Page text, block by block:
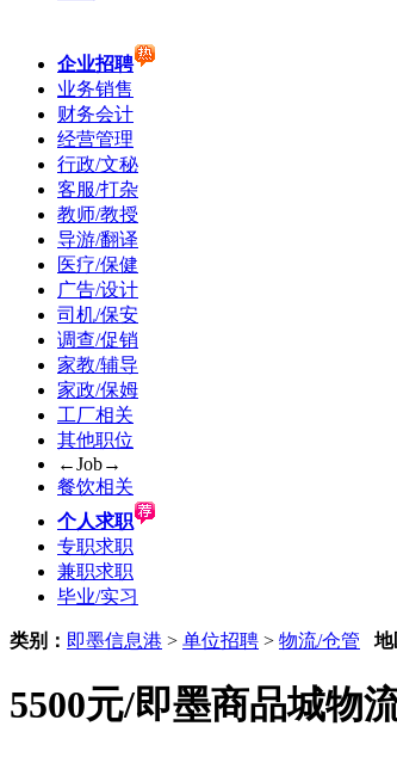
企业招聘
业务销售
财务会计
经营管理
行政/文秘
客服/打杂
教师/教授
导游/翻译
医疗/保健
广告/设计
司机/保安
调查/促销
家教/辅导
家政/保姆
工厂相关
其他职位
←Job→
餐饮相关
个人求职
专职求职
兼职求职
毕业/实习
类别： 即墨信息港 > 单位招聘 > 物流/仓管 地
5500元/即墨商品城物